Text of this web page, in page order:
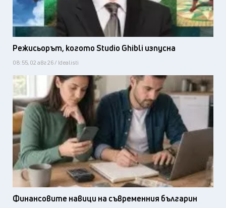
Режисьорът, когото Studio Ghibli изпусна
08:55, 02 авг 26 / Idealisti
Финансовите навици на съвременния българин